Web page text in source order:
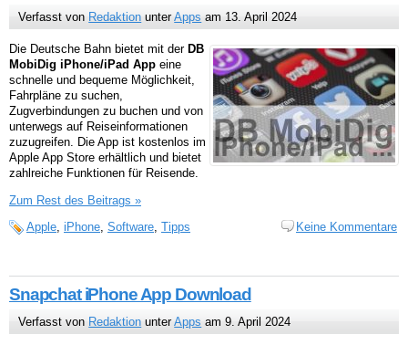
Verfasst von Redaktion unterApps am 13. April 2024
Die Deutsche Bahn bietet mit der DB
MobiDig iPhone/iPad App eine
schnelle und bequeme Möglichkeit,
Fahrpläne zu suchen,
Zugverbindungen zu buchen und von
unterwegs auf Reiseinformationen
zuzugreifen. Die App ist kostenlos im
Apple App Store erhältlich und bietet
zahlreiche Funktionen für Reisende.
Zum Rest des Beitrags »
Apple, iPhone, Software, Tipps Keine Kommentare
Snapchat iPhone App Download
Verfasst von Redaktion unterApps am 9. April 2024